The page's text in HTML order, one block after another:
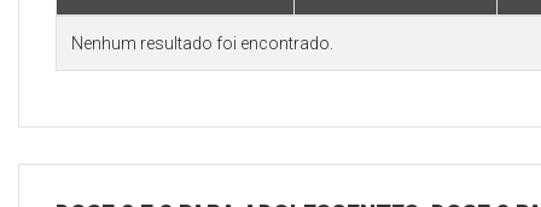
Nenhum resultado foi encontrado.